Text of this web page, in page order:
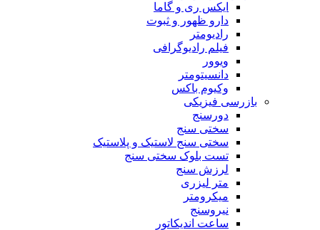
ایکس ری و گاما
دارو ظهور و ثبوت
رادیومتر
فیلم رادیوگرافی
ویوور
دانسیتومتر
وکیوم باکس
بازرسی فیزیکی
دورسنج
سختی سنج
سختی سنج لاستیک و پلاستیک
تست بلوک سختی سنج
لرزش سنج
متر لیزری
میکرومتر
نیروسنج
ساعت اندیکاتور